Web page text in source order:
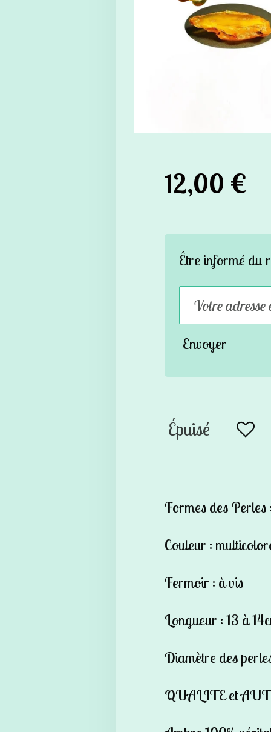
12,00 €
Être informé du
Envoyer
Épuisé
Formes des Perles
Couleur :
Fermoir : à vis
Longueur : 13 à
Diamètre des
QUALITE et